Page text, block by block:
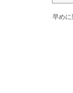
早めに